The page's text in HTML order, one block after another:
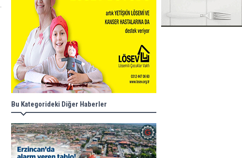
Bu Kategorideki Diğer Haberler